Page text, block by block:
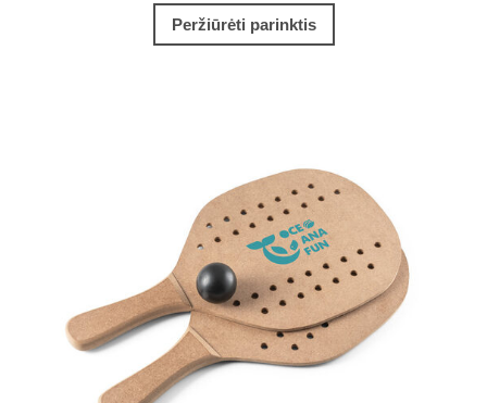
Peržiūrėti parinktis